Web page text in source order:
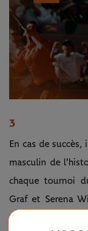
3
En cas de
masculin de
chaque tournoi
Graf et Serena
exploit chez les